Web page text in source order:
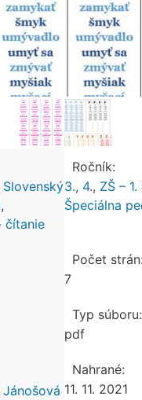
Slovenský
,
čítanie
Ročník:
3., 4., ZŠ –
Špeciálna
Počet strán:
7
Typ súboru:
pdf
Nahrané:
11. 11. 2021